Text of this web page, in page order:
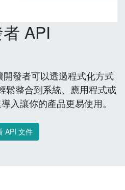
API
發者可以透過程式化方式
鬆整合到系統、應用程式或
入讓你的產品更易使用。
API 文件